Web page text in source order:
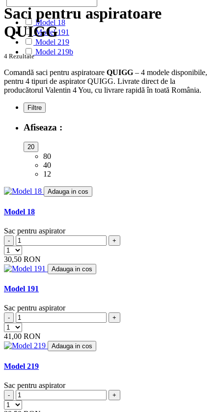
ALBATROS (9)
ALFATEC (17)
ALIEN (2)
ALIV (1)
ALLERGY CARE
ALMERIA (1)
ALTIC (3)
ALTO (12)
ALTUS (1)
AMADIS
AMROS
AMSTAR
AMSTERDAM
AMSTRAD
ANTECH
APL
AQUA VAC
ARC-EN-CIEL (6)
ARGOS (5)
ARNO
ASLOSAREF (1)
ATLANTA
BAUKNECHT
BEAM
BEKO (19)
BERYL
BESTRON
Model 18
Model 191
Model 219
Model 219b
Saci pentru aspiratoare
QUIGG
4 Rezultate
Comandă saci pentru aspiratoare QUIGG – 4 modele disponibile,
pentru 4 tipuri de aspirator QUIGG. Livrate direct de la
producătorul Valentin 4 You, cu livrare rapidă în toată România.
Filtre
Afiseaza :
20
80
40
12
Adauga in cos
Model 18
Sac pentru aspirator
- +
30,50 RON
Adauga in cos
Model 191
Sac pentru aspirator
- +
41,00 RON
Adauga in cos
Model 219
Sac pentru aspirator
- +